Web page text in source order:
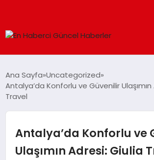
SPOR
TEKNOLOJI
Ana Sayfa Uncategorized
Antalya’da Konforlu ve Güvenilir
Travel
Antalya’da Konforlu ve
Ulaşımın Adresi: Giulia